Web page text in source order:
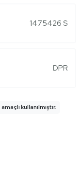
1475426 S
DPR
kullanılmıştır.